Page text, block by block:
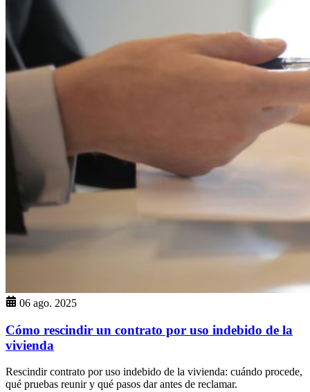
06 ago. 2025
Cómo rescindir un contrato por uso indebido de la
vivienda
Rescindir contrato por uso indebido de la vivienda: cuándo procede,
qué pruebas reunir y qué pasos dar antes de reclamar.